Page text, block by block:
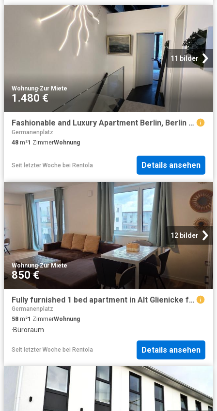
11 bilder
Wohnung·Zur Miete
1.480 €
Fashionable and Luxury Apartment Berlin, Berlin Amsterdam Apartments for Rent
Germanenplatz
48 m²1 ZimmerWohnung
Seit letzter Woche bei Rentola Details ansehen
12 bilder
Wohnung·Zur Miete
850 €
Fully furnished 1 bed apartment in Alt Glienicke for sublet, Berlin Amsterdam Apartments for Rent
Germanenplatz
58 m²1 ZimmerWohnung
·Büroraum
Seit letzter Woche bei Rentola Details ansehen